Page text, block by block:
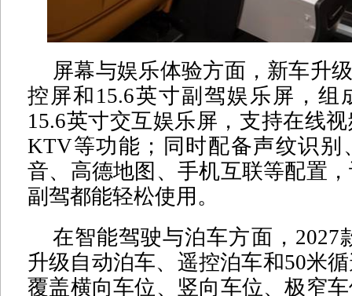
屏幕与娱乐体验方面，新车升
控屏和15.6英寸副驾娱乐屏，组
15.6英寸交互娱乐屏，支持在线
KTV等功能；同时配备声纹识别
音、高德地图、手机互联等配置
副驾都能轻松使用。
在智能驾驶与泊车方面，2027
升级自动泊车、遥控泊车和50米
覆盖横向车位、竖向车位、极窄